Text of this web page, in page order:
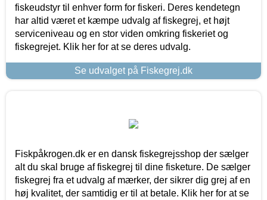
fiskeudstyr til enhver form for fiskeri. Deres kendetegn
har altid været et kæmpe udvalg af fiskegrej, et højt
serviceniveau og en stor viden omkring fiskeriet og
fiskegrejet. Klik her for at se deres udvalg.
Se udvalget på Fiskegrej.dk
Fiskpåkrogen.dk er en dansk fiskegrejsshop der sælger
alt du skal bruge af fiskegrej til dine fisketure. De sælger
fiskegrej fra et udvalg af mærker, der sikrer dig grej af en
høj kvalitet, der samtidig er til at betale. Klik her for at se